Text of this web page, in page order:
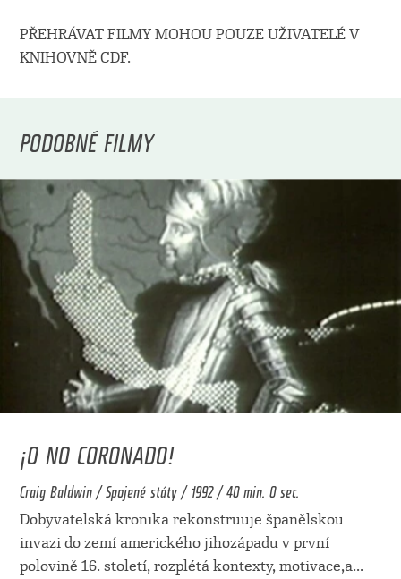
PŘEHRÁVAT FILMY MOHOU POUZE UŽIVATELÉ V
KNIHOVNĚ CDF.
PODOBNÉ FILMY
¡O NO CORONADO!
Craig Baldwin / Spojené státy / 1992 / 40 min. 0 sec.
Dobyvatelská kronika rekonstruuje španělskou
invazi do zemí amerického jihozápadu v první
polovině 16. století, rozplétá kontexty, motivace,a...